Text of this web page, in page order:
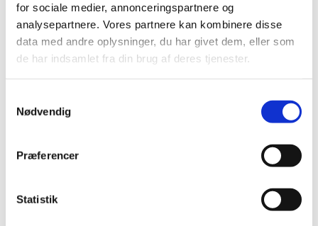
for sociale medier, annonceringspartnere og
analysepartnere. Vores partnere kan kombinere disse
data med andre oplysninger, du har givet dem, eller som
de har indsamlet fra din brug af deres tjenester.
Nødvendig
Præferencer
Statistik
Du vil måske også kunne lide...